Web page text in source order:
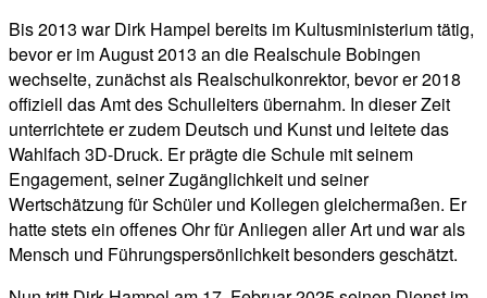
Bis 2013 war Dirk Hampel bereits im Kultusministerium tätig,
bevor er im August 2013 an die Realschule Bobingen
wechselte, zunächst als Realschulkonrektor, bevor er 2018
offiziell das Amt des Schulleiters übernahm. In dieser Zeit
unterrichtete er zudem Deutsch und Kunst und leitete das
Wahlfach 3D-Druck. Er prägte die Schule mit seinem
Engagement, seiner Zugänglichkeit und seiner
Wertschätzung für Schüler und Kollegen gleichermaßen. Er
hatte stets ein offenes Ohr für Anliegen aller Art und war als
Mensch und Führungspersönlichkeit besonders geschätzt.